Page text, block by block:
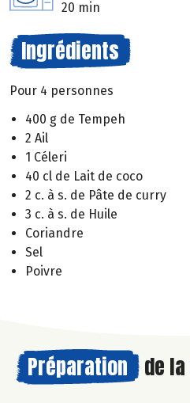
20 min
Ingrédients
Pour 4 personnes
400 g de Tempeh
2 Ail
1 Céleri
40 cl de Lait de coco
2 c. à s. de Pâte de curry
3 c. à s. de Huile
Coriandre
Sel
Poivre
Préparation de la